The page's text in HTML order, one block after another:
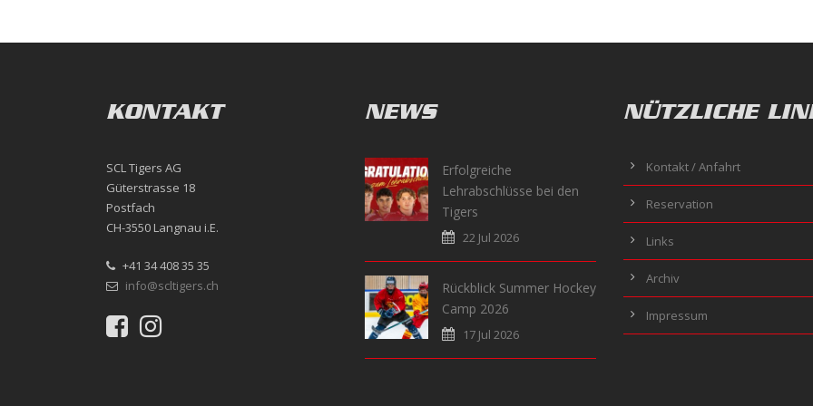
KONTAKT
SCL Tigers AG
Güterstrasse 18
Postfach
CH-3550 Langnau i.E.
+41 34 408 35 35
info@scltigers.ch
NEWS
Erfolgreiche
Lehrabschlüsse bei den
Tigers
22 Jul 2026
Rückblick Summer Hockey
Camp 2026
17 Jul 2026
NÜTZLICHE
Kontakt / Anfahrt
Reservation
Links
Archiv
Impressum